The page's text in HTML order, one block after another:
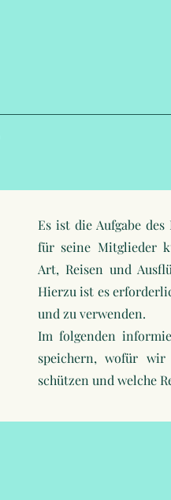
Es ist die Aufgabe
für seine Mitglieder
Art, Reisen und
Hierzu ist es
und zu verwenden.
Im folgenden
speichern, wofür
schützen und welche